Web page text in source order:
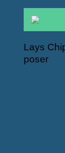
Lays
poser